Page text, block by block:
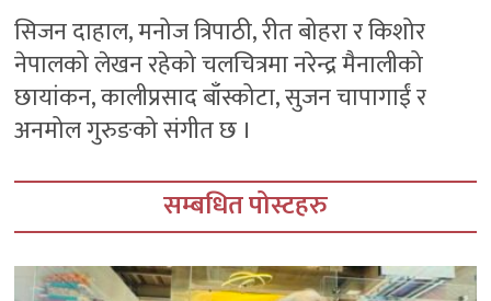
सिजन दाहाल, मनोज त्रिपाठी, रीत बोहरा र किशोर
नेपालको लेखन रहेको चलचित्रमा नरेन्द्र मैनालीको
छायांकन, कालीप्रसाद बाँस्कोटा, सुजन चापागाईं र
अनमोल गुरुङको संगीत छ ।
सम्बधित पोस्टहरु